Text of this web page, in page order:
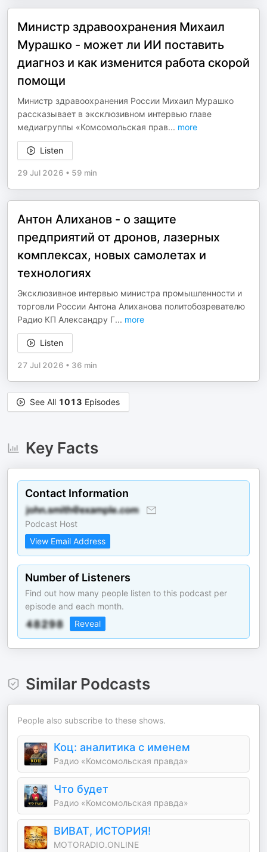
Министр здравоохранения Михаил
Мурашко - может ли ИИ поставить
диагноз и как изменится работа скорой
помощи
Министр здравоохранения России Михаил Мурашко
рассказывает в эксклюзивном интервью главе
медиагруппы «Комсомольская прав... more
Listen
29 Jul 2026 • 59 min
Антон Алиханов - о защите
предприятий от дронов, лазерных
комплексах, новых самолетах и
технологиях
Эксклюзивное интервью министра промышленности и
торговли России Антона Алиханова политобозревателю
Радио КП Александру Г... more
Listen
27 Jul 2026 • 36 min
See All 1013 Episodes
Key Facts
Contact Information
Podcast Host
View Email Address
Number of Listeners
Find out how many people listen to this podcast per
episode and each month.
Reveal
Similar Podcasts
People also subscribe to these shows.
Коц: аналитика с именем
Радио «Комсомольская правда»
Что будет
Радио «Комсомольская правда»
ВИВАТ, ИСТОРИЯ!
MOTORADIO.ONLINE